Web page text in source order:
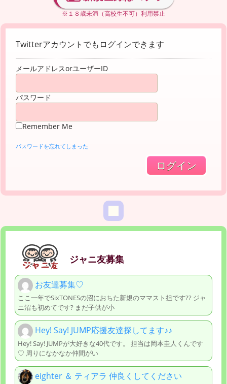
※１８歳未満（高校生不可）利用禁止
Twitterアカウントでもログインできます
メールアドレスorユーザーID
パスワード
Remember Me
パスワードを忘れてしまった
ジャニ友募集
お友達募集♡
ここ一年でSixTONESの沼におちた新規のママスト担です?? ジャ
ニ沼も初めてです? まだ子供が小
Hey! Say! JUMP応援友達探してます♪♪
Hey! Say! JUMPが大好きな40代です。 担当は岡本圭人くんです
♡ 周りになかなか仲間がい
eighter ＆ ティアラ 仲良くしてください